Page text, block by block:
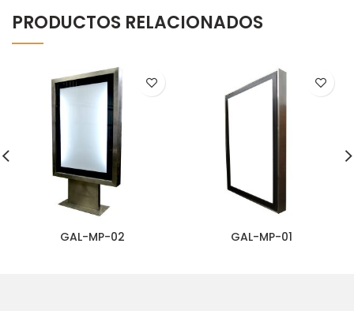
PRODUCTOS RELACIONADOS
GAL-MP-02 GAL-MP-01